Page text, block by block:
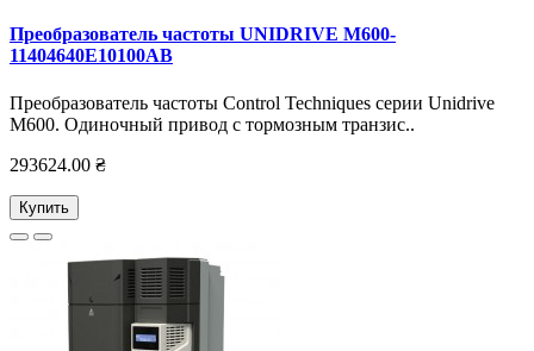
Преобразователь частоты UNIDRIVE M600-
11404640E10100AB
Преобразователь частоты Control Techniques серии Unidrive
M600. Одиночный привод с тормозным транзис..
293624.00 ₴
Купить